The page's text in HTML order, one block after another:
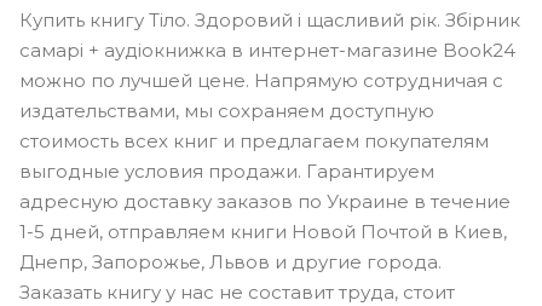
Купить книгу Тіло. Здоровий і щасливий рік. Збірник
самарі + аудіокнижка в интернет-магазине Book24
можно по лучшей цене. Напрямую сотрудничая с
издательствами, мы сохраняем доступную
стоимость всех книг и предлагаем покупателям
выгодные условия продажи. Гарантируем
адресную доставку заказов по Украине в течение
1-5 дней, отправляем книги Новой Почтой в Киев,
Днепр, Запорожье, Львов и другие города.
Заказать книгу у нас не составит труда, стоит